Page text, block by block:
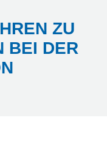
ZU
BEI DER